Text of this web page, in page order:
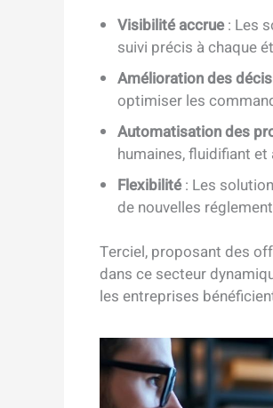
Visibilité accrue: Les
suivi précis à chaque
Amélioration des
optimiser les
Automatisation des
humaines, fluidifiant
Flexibilité: Les
de nouvelles
Terciel, proposant des
dans ce secteur
les entreprises